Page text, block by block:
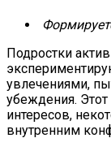
Подростки
увлечениями,
убеждения.
интересов,
внутренним